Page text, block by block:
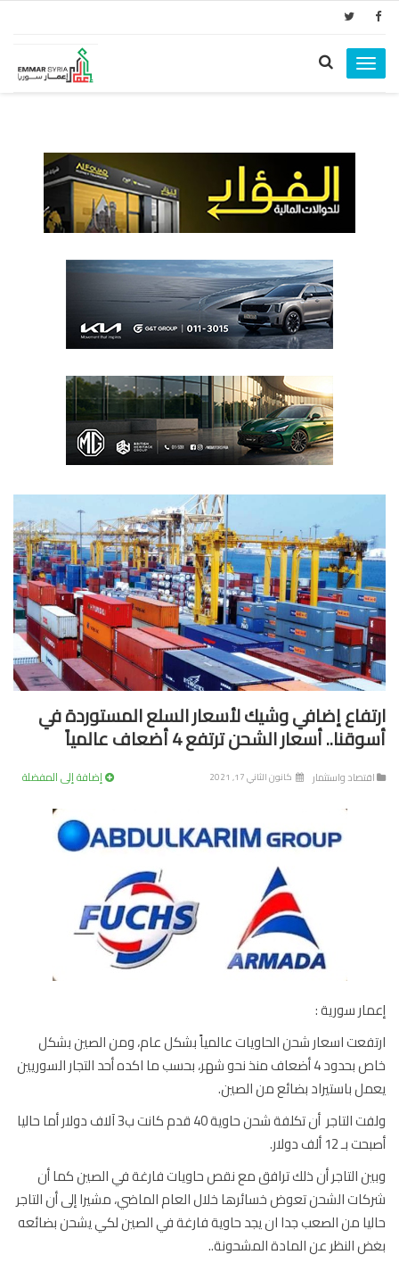
Toggle
navigation
إضافي وشيك لأسعار السلع المستوردة في
أسعار الشحن ترتفع 4 أضعاف عالمياً
واستثمار كانون الثاني 17, 2021 إضافة إلى المفضلة
سورية :
اسعار شحن الحاويات عالمياً بشكل عام، ومن الصين بشكل
خاص بحدود 4 أضعاف منذ نحو شهر، بحسب ما اكده أحد التجار السوريين
باستيراد بضائع من الصين.
ولفت التاجر أن تكلفة شحن حاوية 40 قدم كانت ب3 آلاف دولار أما حاليا
12 ألف دولار.
التاجر أن ذلك ترافق مع نقص حاويات فارغة في الصين كما أن
الشحن تعوض خسائرها خلال العام الماضي، مشيرا إلى أن التاجر
من الصعب جدا ان يجد حاوية فارغة في الصين لكي يشحن بضائعه
النظر عن المادة المشحونة..